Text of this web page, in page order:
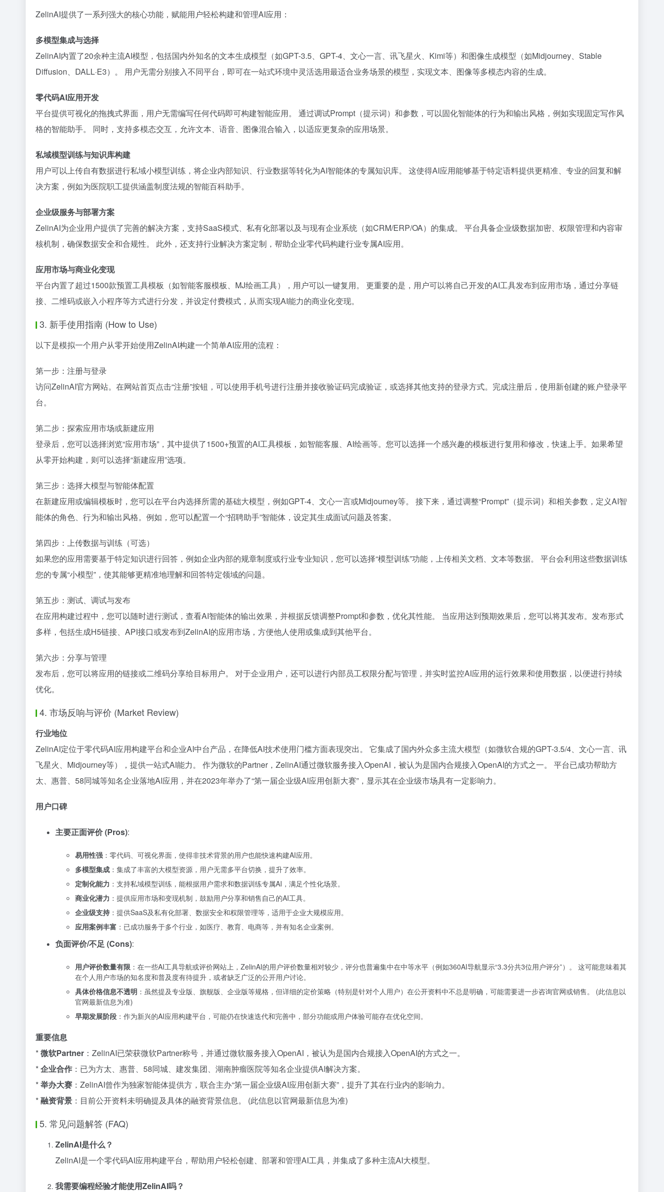
ZelinAI提供了一系列强大的核心功能，赋能用户轻松构建和管理AI应用：
多模型集成与选择
ZelinAI内置了20余种主流AI模型，包括国内外知名的文本生成模型（如GPT-3.5、GPT-4、文心一言、讯飞星火、Kimi等）和图像生成模型（如Midjourney、Stable
Diffusion、DALL·E3）。 用户无需分别接入不同平台，即可在一站式环境中灵活选用最适合业务场景的模型，实现文本、图像等多模态内容的生成。
零代码AI应用开发
平台提供可视化的拖拽式界面，用户无需编写任何代码即可构建智能应用。 通过调试Prompt（提示词）和参数，可以固化智能体的行为和输出风格，例如实现固定写作风
格的智能助手。 同时，支持多模态交互，允许文本、语音、图像混合输入，以适应更复杂的应用场景。
私域模型训练与知识库构建
用户可以上传自有数据进行私域小模型训练，将企业内部知识、行业数据等转化为AI智能体的专属知识库。 这使得AI应用能够基于特定语料提供更精准、专业的回复和解
决方案，例如为医院职工提供涵盖制度法规的智能百科助手。
企业级服务与部署方案
ZelinAI为企业用户提供了完善的解决方案，支持SaaS模式、私有化部署以及与现有企业系统（如CRM/ERP/OA）的集成。 平台具备企业级数据加密、权限管理和内容审
核机制，确保数据安全和合规性。 此外，还支持行业解决方案定制，帮助企业零代码构建行业专属AI应用。
应用市场与商业化变现
平台内置了超过1500款预置工具模板（如智能客服模板、MJ绘画工具），用户可以一键复用。 更重要的是，用户可以将自己开发的AI工具发布到应用市场，通过分享链
接、二维码或嵌入小程序等方式进行分发，并设定付费模式，从而实现AI能力的商业化变现。
3. 新手使用指南 (How to Use)
以下是模拟一个用户从零开始使用ZelinAI构建一个简单AI应用的流程：
第一步：注册与登录
访问ZelinAI官方网站。在网站首页点击“注册”按钮，可以使用手机号进行注册并接收验证码完成验证，或选择其他支持的登录方式。完成注册后，使用新创建的账户登录平
台。
第二步：探索应用市场或新建应用
登录后，您可以选择浏览“应用市场”，其中提供了1500+预置的AI工具模板，如智能客服、AI绘画等。您可以选择一个感兴趣的模板进行复用和修改，快速上手。如果希望
从零开始构建，则可以选择“新建应用”选项。
第三步：选择大模型与智能体配置
在新建应用或编辑模板时，您可以在平台内选择所需的基础大模型，例如GPT-4、文心一言或Midjourney等。 接下来，通过调整“Prompt”（提示词）和相关参数，定义AI智
能体的角色、行为和输出风格。例如，您可以配置一个“招聘助手”智能体，设定其生成面试问题及答案。
第四步：上传数据与训练（可选）
如果您的应用需要基于特定知识进行回答，例如企业内部的规章制度或行业专业知识，您可以选择“模型训练”功能，上传相关文档、文本等数据。 平台会利用这些数据训练
您的专属“小模型”，使其能够更精准地理解和回答特定领域的问题。
第五步：测试、调试与发布
在应用构建过程中，您可以随时进行测试，查看AI智能体的输出效果，并根据反馈调整Prompt和参数，优化其性能。 当应用达到预期效果后，您可以将其发布。发布形式
多样，包括生成H5链接、API接口或发布到ZelinAI的应用市场，方便他人使用或集成到其他平台。
第六步：分享与管理
发布后，您可以将应用的链接或二维码分享给目标用户。 对于企业用户，还可以进行内部员工权限分配与管理，并实时监控AI应用的运行效果和使用数据，以便进行持续
优化。
4. 市场反响与评价 (Market Review)
行业地位
ZelinAI定位于零代码AI应用构建平台和企业AI中台产品，在降低AI技术使用门槛方面表现突出。 它集成了国内外众多主流大模型（如微软合规的GPT-3.5/4、文心一言、讯
飞星火、Midjourney等），提供一站式AI能力。 作为微软的Partner，ZelinAI通过微软服务接入OpenAI，被认为是国内合规接入OpenAI的方式之一。 平台已成功帮助方
太、惠普、58同城等知名企业落地AI应用，并在2023年举办了“第一届企业级AI应用创新大赛”，显示其在企业级市场具有一定影响力。
用户口碑
主要正面评价 (Pros):
易用性强 ：零代码、可视化界面，使得非技术背景的用户也能快速构建AI应用。
多模型集成 ：集成了丰富的大模型资源，用户无需多平台切换，提升了效率。
定制化能力 ：支持私域模型训练，能根据用户需求和数据训练专属AI，满足个性化场景。
商业化潜力 ：提供应用市场和变现机制，鼓励用户分享和销售自己的AI工具。
企业级支持 ：提供SaaS及私有化部署、数据安全和权限管理等，适用于企业大规模应用。
应用案例丰富 ：已成功服务于多个行业，如医疗、教育、电商等，并有知名企业案例。
负面评价/不足 (Cons):
用户评价数量有限 ：在一些AI工具导航或评价网站上，ZelinAI的用户评价数量相对较少，评分也普遍集中在中等水平（例如360AI导航显示“3.3分共3位用户评分”）。 这可能意味着其
在个人用户市场的知名度和普及度有待提升，或者缺乏广泛的公开用户讨论。
具体价格信息不透明 ：虽然提及专业版、旗舰版、企业版等规格，但详细的定价策略（特别是针对个人用户）在公开资料中不总是明确，可能需要进一步咨询官网或销售。 (此信息以
官网最新信息为准)
早期发展阶段 ：作为新兴的AI应用构建平台，可能仍在快速迭代和完善中，部分功能或用户体验可能存在优化空间。
重要信息
*微软Partner ：ZelinAI已荣获微软Partner称号，并通过微软服务接入OpenAI，被认为是国内合规接入OpenAI的方式之一。
*企业合作 ：已为方太、惠普、58同城、建发集团、湖南肿瘤医院等知名企业提供AI解决方案。
*举办大赛 ：ZelinAI曾作为独家智能体提供方，联合主办“第一届企业级AI应用创新大赛”，提升了其在行业内的影响力。
*融资背景 ：目前公开资料未明确提及具体的融资背景信息。 (此信息以官网最新信息为准)
5. 常见问题解答 (FAQ)
ZelinAI是什么？
ZelinAI是一个零代码AI应用构建平台，帮助用户轻松创建、部署和管理AI工具，并集成了多种主流AI大模型。
我需要编程经验才能使用ZelinAI吗？